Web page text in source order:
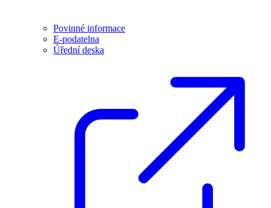
Povinné informace
E-podatelna
Úřední deska